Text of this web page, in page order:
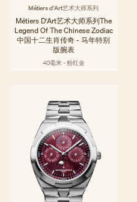
Métiers d'Art艺术大师系列
Métiers D'Art艺术大师系列The
Legend Of The Chinese Zodiac
中国十二生肖传奇 - 马年特别
版腕表
40毫米 - 粉红金